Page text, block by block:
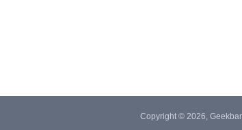
Copyright © 2026,